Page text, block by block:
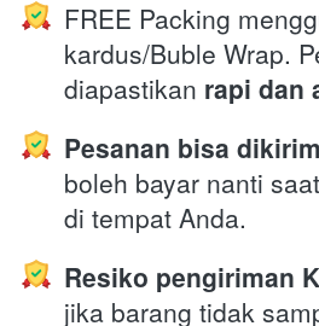
FREE Packing
kardus/Buble Wrap.
diapastikan rapi dan
Pesanan bisa
boleh bayar nanti
di tempat Anda.
Resiko pengiriman
jika barang tidak